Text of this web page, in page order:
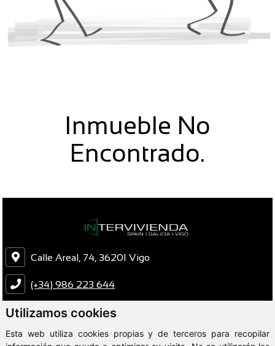
Utilizamos cookies
Esta web utiliza cookies propias y de terceros para recopilar
Inmueble No
Encontrado.
Calle Areal, 74, 36201 Vigo
(+34) 986 223 644
intervivienda@intervivienda.com